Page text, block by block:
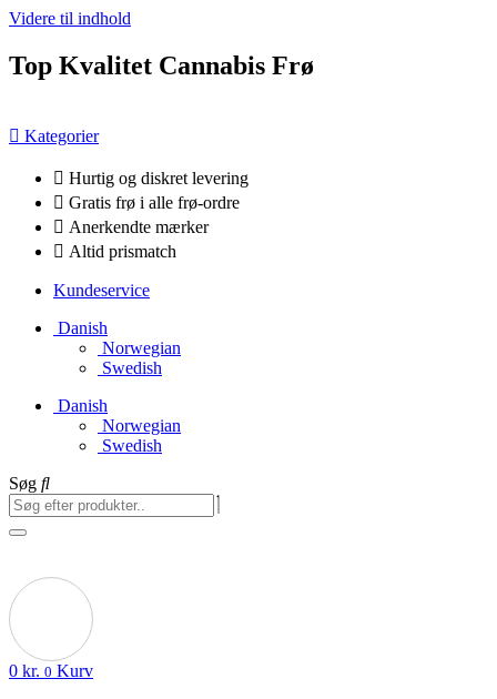
Videre til indhold
Top Kvalitet Cannabis Frø
Kategorier
Hurtig og diskret levering
Gratis frø i alle frø-ordre
Anerkendte mærker
Altid prismatch
Kundeservice
Danish
Norwegian
Swedish
Danish
Norwegian
Swedish
Søg
0 kr. 0 Kurv